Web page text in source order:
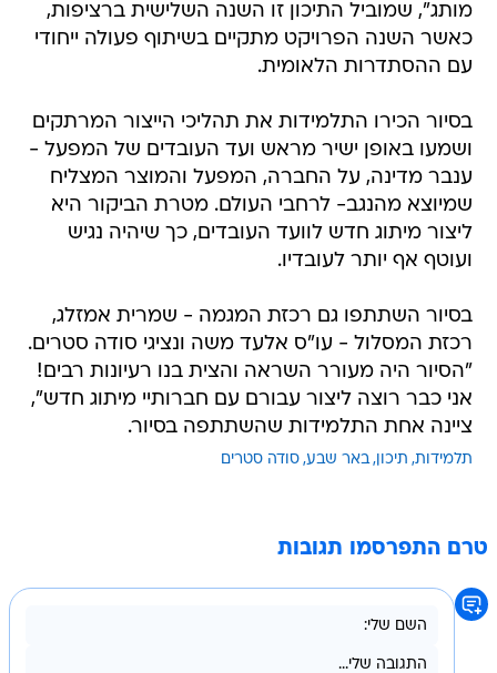
מותג", שמוביל התיכון זו השנה השלישית ברציפות,
כאשר השנה הפרויקט מתקיים בשיתוף פעולה ייחודי
עם ההסתדרות הלאומית.
בסיור הכירו התלמידות את תהליכי הייצור המרתקים
ושמעו באופן ישיר מראש ועד העובדים של המפעל -
ענבר מדינה, על החברה, המפעל והמוצר המצליח
שמיוצא מהנגב- לרחבי העולם. מטרת הביקור היא
ליצור מיתוג חדש לוועד העובדים, כך שיהיה נגיש
ועוטף אף יותר לעובדיו.
בסיור השתתפו גם רכזת המגמה - שמרית אמזלג,
רכזת המסלול - עו"ס אלעד משה ונציגי סודה סטרים.
"הסיור היה מעורר השראה והצית בנו רעיונות רבים!
אני כבר רוצה ליצור עבורם עם חברותיי מיתוג חדש",
ציינה אחת התלמידות שהשתתפה בסיור.
תלמידות תיכון באר שבע סודה סטרים
טרם התפרסמו תגובות